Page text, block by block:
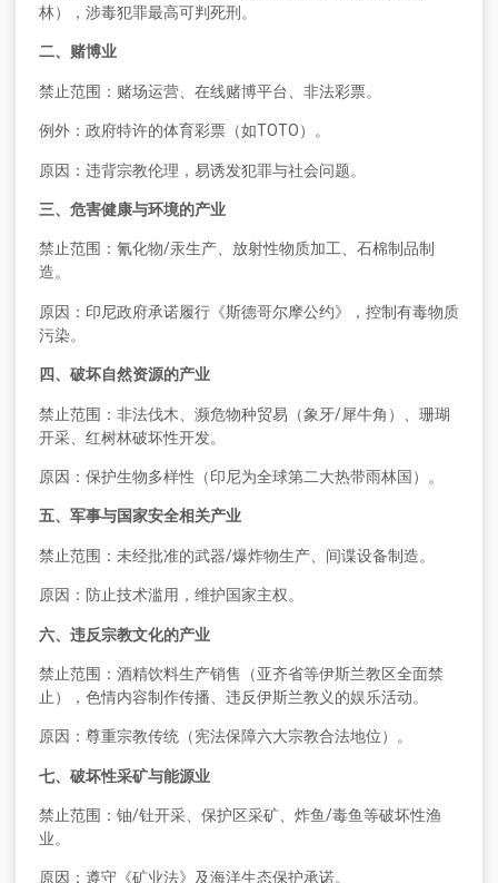
林），涉毒犯罪最高可判死刑。
二、赌博业
禁止范围：赌场运营、在线赌博平台、非法彩票。
例外：政府特许的体育彩票（如TOTO）。
原因：违背宗教伦理，易诱发犯罪与社会问题。
三、危害健康与环境的产业
禁止范围：氰化物/汞生产、放射性物质加工、石棉制品制
造。
原因：印尼政府承诺履行《斯德哥尔摩公约》，控制有毒物质
污染。
四、破坏自然资源的产业
禁止范围：非法伐木、濒危物种贸易（象牙/犀牛角）、珊瑚
开采、红树林破坏性开发。
原因：保护生物多样性（印尼为全球第二大热带雨林国）。
五、军事与国家安全相关产业
禁止范围：未经批准的武器/爆炸物生产、间谍设备制造。
原因：防止技术滥用，维护国家主权。
六、违反宗教文化的产业
禁止范围：酒精饮料生产销售（亚齐省等伊斯兰教区全面禁
止），色情内容制作传播、违反伊斯兰教义的娱乐活动。
原因：尊重宗教传统（宪法保障六大宗教合法地位）。
七、破坏性采矿与能源业
禁止范围：铀/钍开采、保护区采矿、炸鱼/毒鱼等破坏性渔
业。
原因：遵守《矿业法》及海洋生态保护承诺。